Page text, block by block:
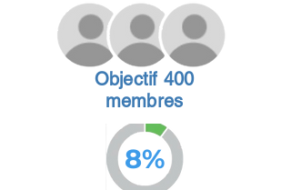
Objectif 400
membres
8%